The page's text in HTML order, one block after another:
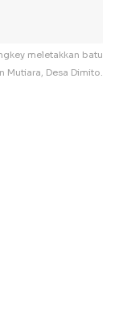
meletakkan batu
Mutiara, Desa Dimito.